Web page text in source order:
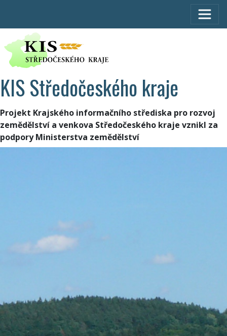
KIS Středočeského kraje
Projekt Krajského informačního střediska pro rozvoj
zemědělství a venkova Středočeského kraje vznikl za
podpory Ministerstva zemědělství